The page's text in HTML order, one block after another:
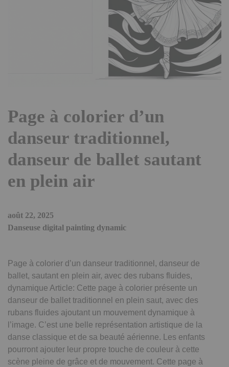
Page à colorier d’un
danseur traditionnel,
danseur de ballet sautant
en plein air
août 22, 2025
Danseuse digital painting dynamic
Page à colorier d’un danseur traditionnel, danseur de
ballet, sautant en plein air, avec des rubans fluides,
dynamique Article: Cette page à colorier présente un
danseur de ballet traditionnel en plein saut, avec des
rubans fluides ajoutant un mouvement dynamique à
l’image. C’est une belle représentation artistique de la
danse classique et de sa beauté aérienne. Les enfants
pourront ajouter leur propre touche de couleur à cette
scène pleine de grâce et de mouvement. Cette page à